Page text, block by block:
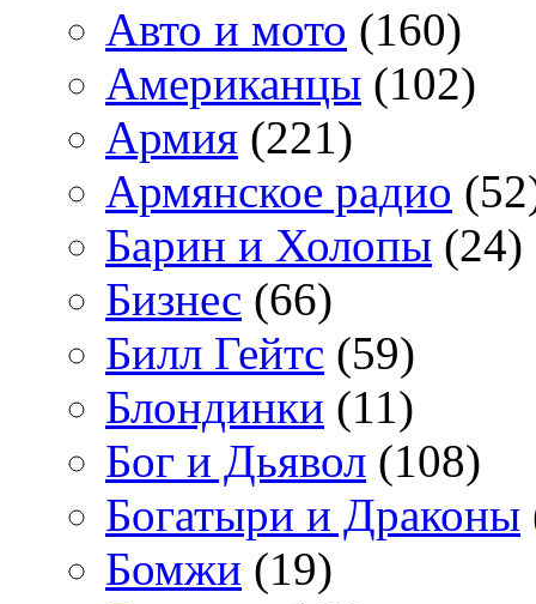
Авто и мото (160)
Американцы (102)
Армия (221)
Армянское радио
Барин и Холопы (24)
Бизнес (66)
Билл Гейтс (59)
Блондинки (11)
Бог и Дьявол (108)
Богатыри и Драконы
Бомжи (19)